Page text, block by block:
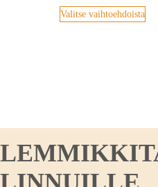
Valitse vaihtoehdoista